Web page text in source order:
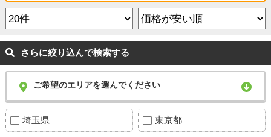
さらに絞り込んで検索する
ご希望のエリアを選んでください
埼玉県 東京都